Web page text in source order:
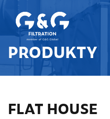
PRODUKTY
FLAT HOUSE